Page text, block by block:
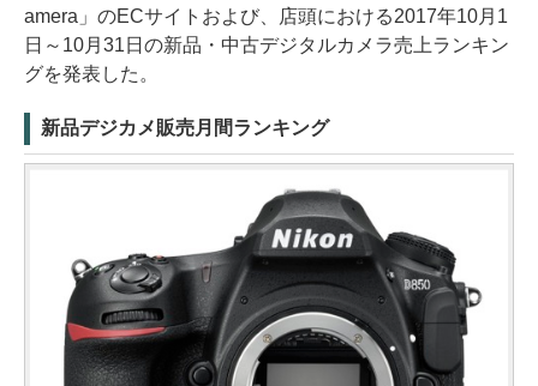
amera」のECサイトおよび、店頭における2017年10月1
日～10月31日の新品・中古デジタルカメラ売上ランキン
グを発表した。
新品デジカメ販売月間ランキング